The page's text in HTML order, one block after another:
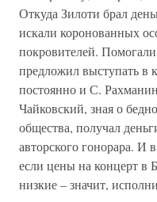
Откуда Зилоти брал
искали коронованных
покровителей.
предложил выступать в
постоянно и С.
Чайковский, зная о
общества, получал
авторского гонорара. И
если цены на концерт в
низкие – значит,